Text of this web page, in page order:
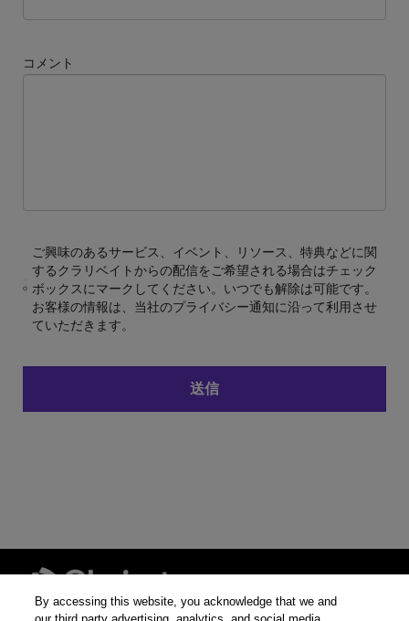
コメント
ご興味のあるサービス、イベント、リソース、特典などに関
するクラリベイトからの配信をご希望される場合はチェック
ボックスにマークしてください。いつでも解除は可能です。
お客様の情報は、当社のプライバシー通知に沿って利用させ
ていただきます。
By accessing this website, you acknowledge that we and